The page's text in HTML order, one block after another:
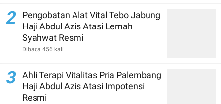
2
Pengobatan Alat Vital Tebo Jabung
Haji Abdul Azis Atasi Lemah
Syahwat Resmi
Dibaca 456 kali
3 Ahli Terapi Vitalitas Pria Palembang
Haji Abdul Azis Atasi Impotensi
Resmi